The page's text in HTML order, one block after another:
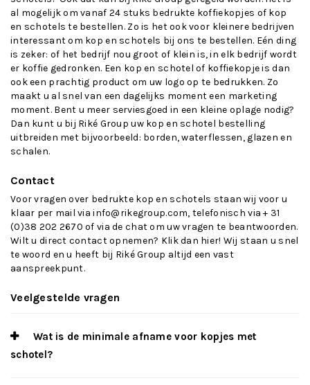
al mogelijk om vanaf 24 stuks bedrukte koffiekopjes of kop
en schotels te bestellen. Zo is het ook voor kleinere bedrijven
interessant om kop en schotels bij ons te bestellen. Eén ding
is zeker: of het bedrijf nou groot of klein is, in elk bedrijf wordt
er koffie gedronken. Een kop en schotel of koffiekopje is dan
ook een prachtig product om uw logo op te bedrukken. Zo
maakt u al snel van een dagelijks moment een marketing
moment. Bent u meer serviesgoed in een kleine oplage nodig?
Dan kunt u bij Riké Group uw kop en schotel bestelling
uitbreiden met bijvoorbeeld: borden,waterflessen, glazen en
schalen.
Contact
Voor vragen over bedrukte kop en schotels staan wij voor u
klaar per mail viainfo@rikegroup.com, telefonisch via + 31
(0)38 202 2670 of via de chat om uw vragen te beantwoorden.
Wilt u direct contact opnemen? Klik dan hier! Wij staan u snel
te woord en u heeft bij Riké Group altijd een vast
aanspreekpunt.
Veelgestelde vragen
Wat is de minimale afname voor kopjes met
schotel?